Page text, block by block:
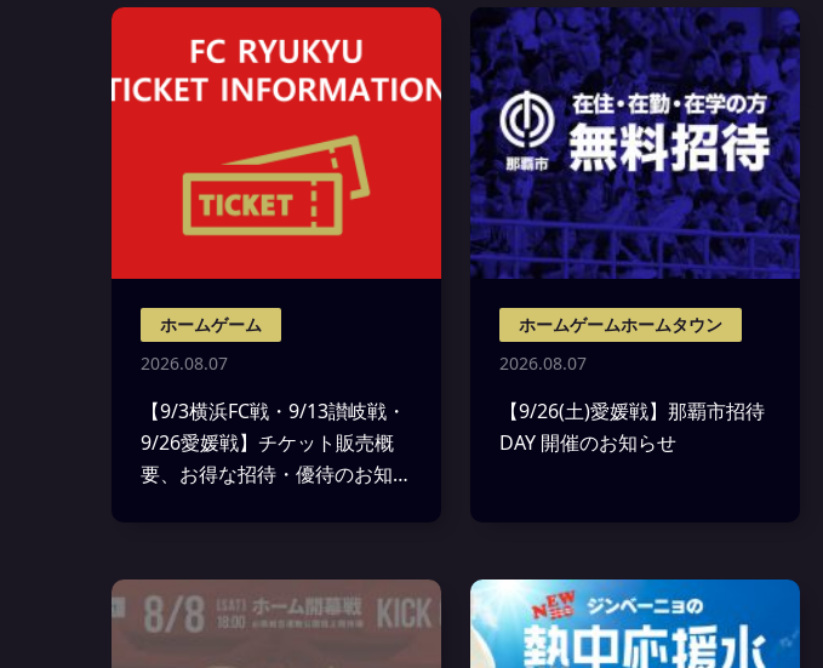
ホームゲーム
2026.08.07
【9/3横浜FC戦・9/13讃岐戦・
9/26愛媛戦】チケット販売概
要、お得な招待・優待のお知ら
ホームゲームホームタウン
2026.08.07
【9/26(土)愛媛戦】那覇市招待
DAY 開催のお知らせ